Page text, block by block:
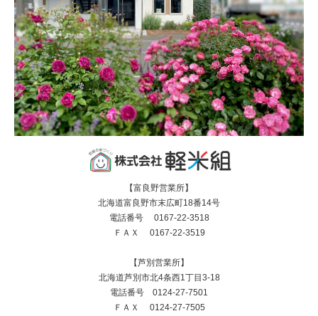
【富良野営業所】
北海道富良野市末広町18番14号
電話番号 0167-22-3518
ＦＡＸ 0167-22-3519
【芦別営業所】
北海道芦別市北4条西1丁目3-18
電話番号 0124-27-7501
ＦＡＸ 0124-27-7505